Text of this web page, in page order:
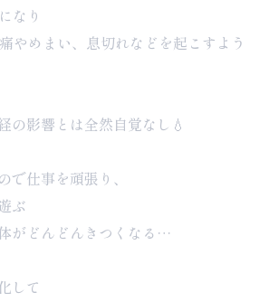
なり
やめまい、息切れなどを起こすよう
の影響とは全然自覚なし💧
で仕事を頑張り、
ぶ
がどんどんきつくなる…
して